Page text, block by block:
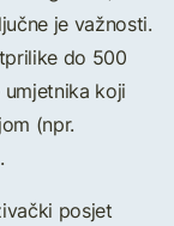
je važnosti.
do 500
koji
(npr.
posjet